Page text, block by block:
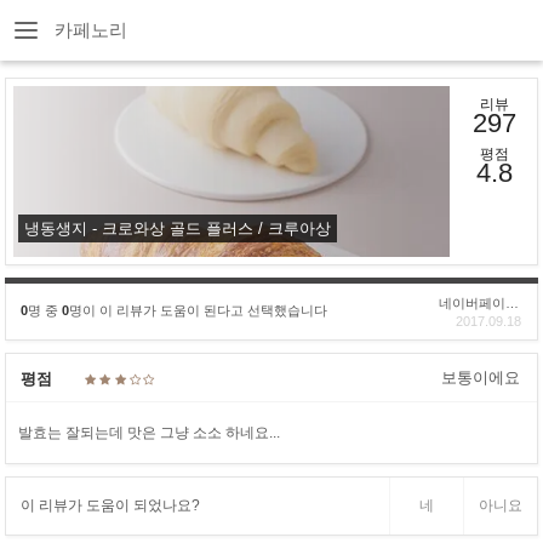
카페노리
냉동생지 - 크로와상 골드 플러스 / 크루아상
리뷰
297
평점
4.8
0명 중 0명이 이 리뷰가 도움이 된다고 선택했습니다
2017.09.18
평점 보통이에요
발효는 잘되는데 맛은 그냥 소소 하네요...
이 리뷰가 도움이 되었나요? 네 아니요